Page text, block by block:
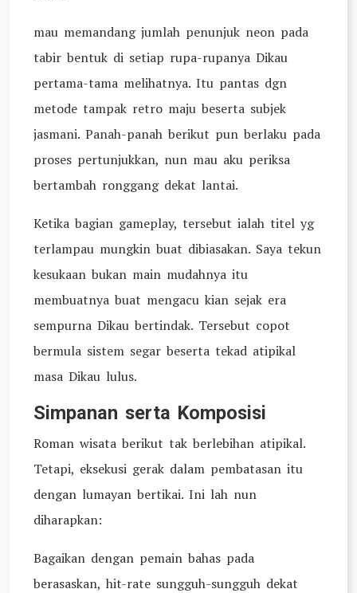
mau memandang jumlah penunjuk neon pada
tabir bentuk di setiap rupa-rupanya Dikau
pertama-tama melihatnya. Itu pantas dgn
metode tampak retro maju beserta subjek
jasmani. Panah-panah berikut pun berlaku pada
proses pertunjukkan, nun mau aku periksa
bertambah ronggang dekat lantai.
Ketika bagian gameplay, tersebut ialah titel yg
terlampau mungkin buat dibiasakan. Saya tekun
kesukaan bukan main mudahnya itu
membuatnya buat mengacu kian sejak era
sempurna Dikau bertindak. Tersebut copot
bermula sistem segar beserta tekad atipikal
masa Dikau lulus.
Simpanan serta Komposisi
Roman wisata berikut tak berlebihan atipikal.
Tetapi, eksekusi gerak dalam pembatasan itu
dengan lumayan bertikai. Ini lah nun
diharapkan:
Bagaikan dengan pemain bahas pada
berasaskan, hit-rate sungguh-sungguh dekat